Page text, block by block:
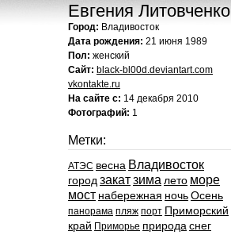
Евгения Литовченко
Город: Владивосток
Дата рождения: 21 июня 1989
Пол: женский
Сайт: black-bl00d.deviantart.com
vkontakte.ru
На сайте с: 14 декабря 2010
Фотографий: 1
Метки:
АТЭС весна Владивосток
город закатзима лето море
мост набережная ночьОсень
панорама пляж порт Приморский
край Приморье природа снег